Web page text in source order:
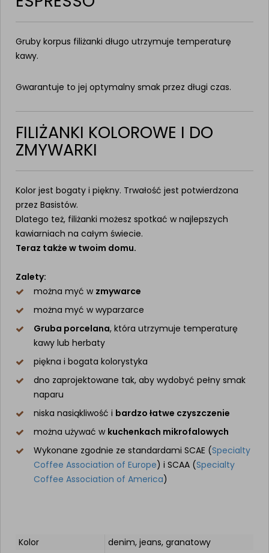
Gruby korpus filiżanki długo utrzymuje temperaturę
kawy.
Gwarantuje to jej optymalny smak przez długi czas.
FILIŻANKI KOLOROWE I DO
ZMYWARKI
Kolor jest bogaty i piękny. Trwałość jest potwierdzona
przez Basistów.
Dlatego też, filiżanki możesz spotkać w najlepszych
kawiarniach na całym świecie.
Teraz także w twoim domu.
Zalety:
można myć w zmywarce
można myć w wyparzarce
Gruba porcelana, która utrzymuje temperaturę
kawy lub herbaty
piękna i bogata kolorystyka
dno zaprojektowane tak, aby wydobyć pełny smak
naparu
niska nasiąkliwość i bardzo łatwe czyszczenie
można używać w kuchenkach mikrofalowych
Wykonane zgodnie ze standardami SCAE (Specialty
Coffee Association of Europe) i SCAA (Specialty
Coffee Association of America)
Kolor
denim, jeans, granatowy